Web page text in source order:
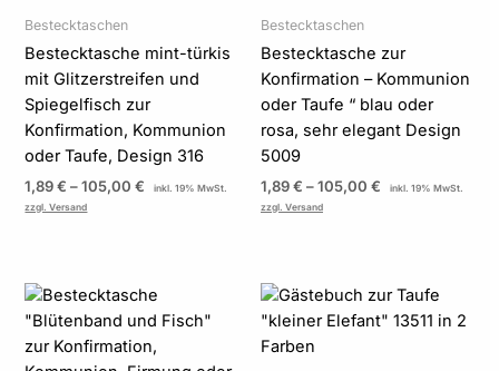
Bestecktaschen
Bestecktasche mint-türkis
mit Glitzerstreifen und
Spiegelfisch zur
Konfirmation, Kommunion
oder Taufe, Design 316
1,89€ –105,00€
inkl. 19% MwSt.
zzgl. Versand
Bestecktaschen
Bestecktasche zur
Konfirmation – Kommunion
oder Taufe “ blau oder
rosa, sehr elegant Design
5009
1,89€ –105,00 €
inkl. 19% MwSt.
zzgl. Versand
Preisspanne:
bis
105,00 €